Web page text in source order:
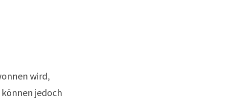
wird,
jedoch